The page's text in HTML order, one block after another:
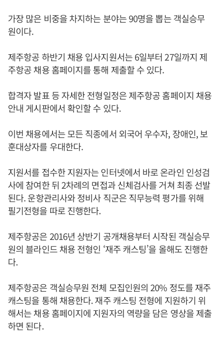
가장 많은 비중을 차지하는 분야는 90명을 뽑는 객실승무
원이다.
제주항공 하반기 채용 입사지원서는 6일부터 27일까지 제
주항공 채용 홈페이지를 통해 제출할 수 있다.
합격자 발표 등 자세한 전형일정은 제주항공 홈페이지 채용
안내 게시판에서 확인할 수 있다.
이번 채용에서는 모든 직종에서 외국어 우수자, 장애인, 보
훈대상자를 우대한다.
지원서를 접수한 지원자는 인터넷에서 바로 온라인 인성검
사에 참여한 뒤 2차례의 면접과 신체검사를 거쳐 최종 선발
된다. 운항관리사와 정비사 직군은 직무능력 평가를 위해
필기전형을 따로 진행한다.
제주항공은 2016년 상반기 공개채용부터 시작된 객실승무
원의 블라인드 채용 전형인 ‘재주 캐스팅’을 올해도 진행한
다.
제주항공은 객실승무원 전체 모집인원의 20% 정도를 재주
캐스팅을 통해 채용한다. 재주 캐스팅 전형에 지원하기 위
해서는 채용 홈페이지에 지원자의 역량을 담은 영상을 제출
하면 된다.